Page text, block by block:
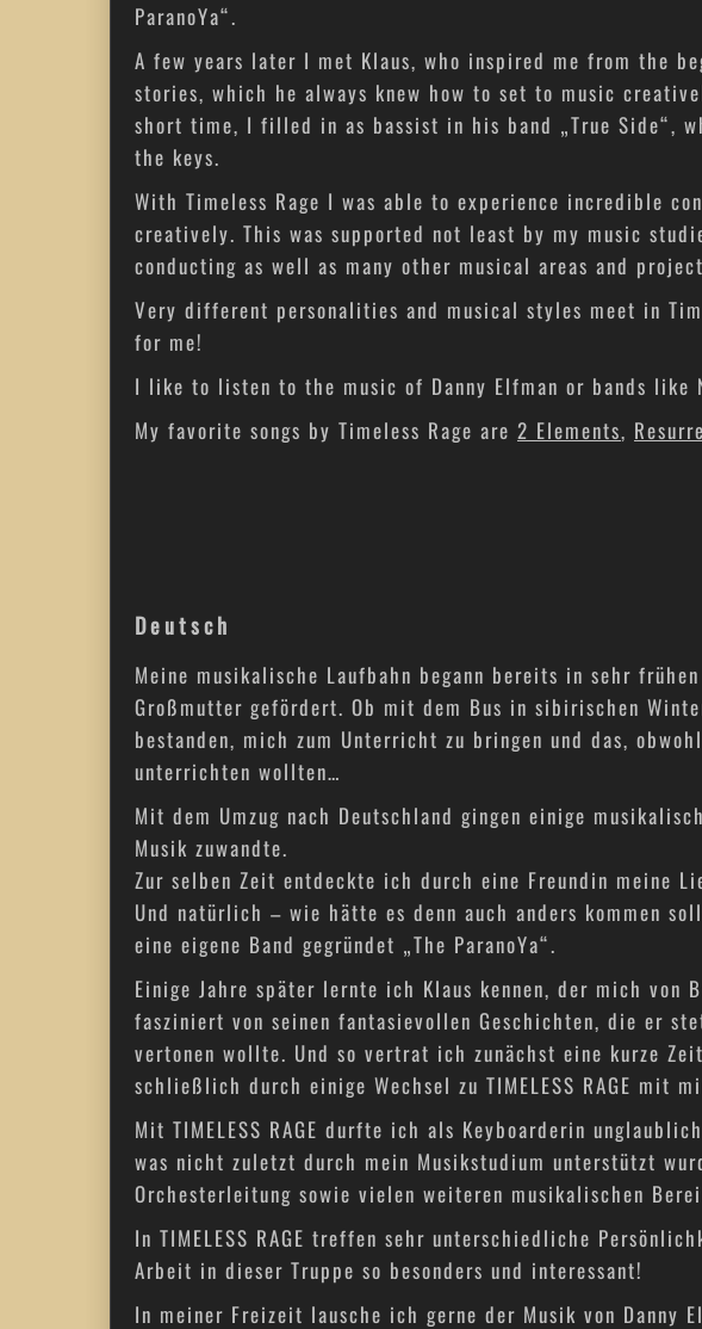
ParanoYa“.
A few years later I met Klaus, who inspired me from the
stories, which he always knew how to set to music
short time, I filled in as bassist in his band „True Side“,
the keys.
With Timeless Rage I was able to experience incredible
creatively. This was supported not least by my music
conducting as well as many other musical areas and
Very different personalities and musical styles meet in
for me!
I like to listen to the music of Danny Elfman or bands like
My favorite songs by Timeless Rage are 2 Elements,
Deutsch
Meine musikalische Laufbahn begann bereits in sehr
Großmutter gefördert. Ob mit dem Bus in sibirischen
bestanden, mich zum Unterricht zu bringen und das,
unterrichten wollten…
Mit dem Umzug nach Deutschland gingen einige
Musik zuwandte.
Zur selben Zeit entdeckte ich durch eine Freundin meine
Und natürlich – wie hätte es denn auch anders kommen
eine eigene Band gegründet „The ParanoYa“.
Einige Jahre später lernte ich Klaus kennen, der mich
fasziniert von seinen fantasievollen Geschichten, die er
vertonen wollte. Und so vertrat ich zunächst eine kurze
schließlich durch einige Wechsel zu TIMELESS RAGE mit
Mit TIMELESS RAGE durfte ich als Keyboarderin
was nicht zuletzt durch mein Musikstudium unterstützt
Orchesterleitung sowie vielen weiteren musikalischen
In TIMELESS RAGE treffen sehr unterschiedliche
Arbeit in dieser Truppe so besonders und interessant!
In meiner Freizeit lausche ich gerne der Musik von Danny